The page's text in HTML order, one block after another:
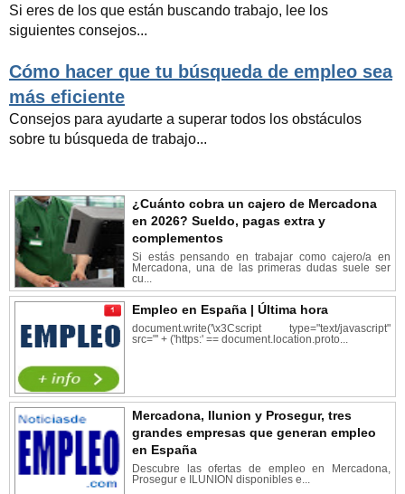
Si eres de los que están buscando trabajo, lee los
siguientes consejos...
Cómo hacer que tu búsqueda de empleo sea
más eficiente
Consejos para ayudarte a superar todos los obstáculos
sobre tu búsqueda de trabajo...
¿Cuánto cobra un cajero de Mercadona
en 2026? Sueldo, pagas extra y
complementos
Si estás pensando en trabajar como cajero/a en
Mercadona, una de las primeras dudas suele ser
cu...
Empleo en España | Última hora
document.write('\x3Cscript type="text/javascript"
src="' + ('https:' == document.location.proto...
Mercadona, Ilunion y Prosegur, tres
grandes empresas que generan empleo
en España
Descubre las ofertas de empleo en Mercadona,
Prosegur e ILUNION disponibles e...